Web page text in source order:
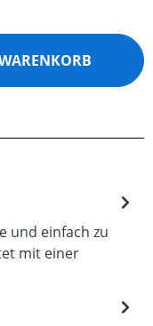
und einfach zu
mit einer